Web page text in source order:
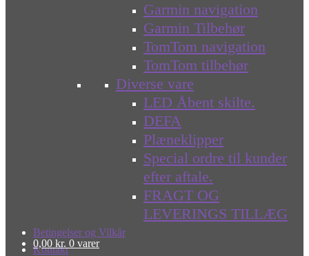
Garmin navigation
Garmin Tilbehør
TomTom navigation
TomTom tilbehør
Diverse vare
LED Åbent skilte.
DEFA
Plæneklipper
Special ordre til kunder
efter aftale.
FRAGT OG
LEVERINGS TILLÆG
Betingelser og Vilkår
Kontakt
0,00 kr. 0 varer